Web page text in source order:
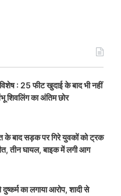
: 25 फीट खुदाई के बाद भी नहीं
शिवलिंग का अंतिम छोर
के बाद सड़क पर गिरे युवकों को ट्रक
तीन घायल, बाइक में लगी आग
का लगाया आरोप, शादी से